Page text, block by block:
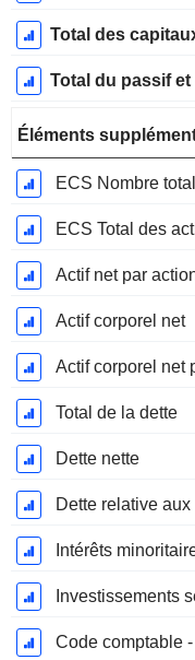
Total des
Total du passif
Éléments
ECS Total des
Actif net par
Actif corporel net
Actif corporel net
Total de la dette
Dette nette
Dette relative
Code comptable